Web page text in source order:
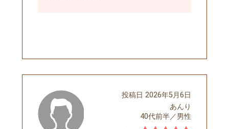
あんり
40代前半／男性
投稿日2026年5月6日